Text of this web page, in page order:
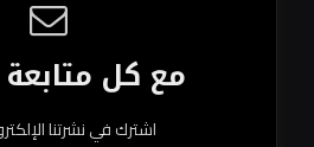
مع كل
اشترك في نشرتنا